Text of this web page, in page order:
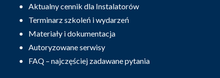
Aktualny cennik dla Instalatorów
Terminarz szkoleń i wydarzeń
Materiały i dokumentacja
Autoryzowane serwisy
FAQ – najczęściej zadawane pytania